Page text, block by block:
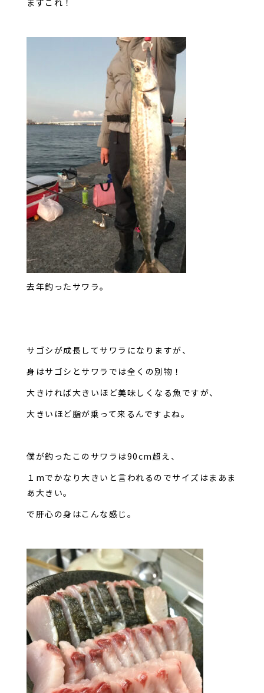
去年釣ったサワラ。
サゴシが成長してサワラになりますが、
身はサゴシとサワラでは全くの別物！
大きければ大きいほど美味しくなる魚ですが、
大きいほど脂が乗って来るんですよね。
僕が釣ったこのサワラは90cm超え、
１mでかなり大きいと言われるのでサイズはまあま
あ大きい。
で肝心の身はこんな感じ。